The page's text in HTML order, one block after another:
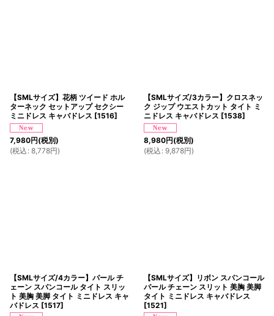
【SMLサイズ】花柄 ツイード ホル
ターネック セットアップ セクシー
ミニドレス キャバドレス [1516]
7,980円(税別)
(税込 : 8,778円)
【SMLサイズ/3カラー】クロスネッ
ク ジップ ウエストカット タイト ミ
ニドレス キャバドレス [1538]
8,980円(税別)
(税込 : 9,878円)
【SMLサイズ/4カラー】パール チ
ェーン スパンコール タイト スリッ
ト 美胸 美脚 タイト ミニドレス キャ
バドレス [1517]
【SMLサイズ】リボン スパンコール
パール チェーン スリット 美胸 美脚
タイト ミニドレス キャバドレス
[1521]